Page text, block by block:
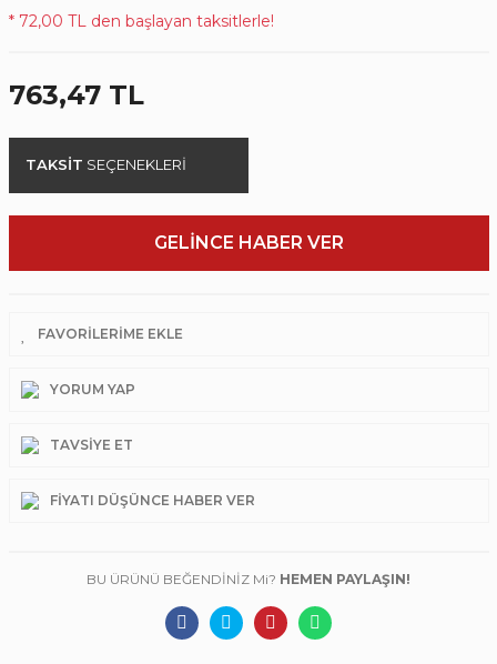
* 72,00 TL den başlayan taksitlerle!
763,47 TL
TAKSİT SEÇENEKLERİ
GELİNCE HABER VER
YORUM YAP
TAVSIYE ET
FIYATI DÜŞÜNCE HABER VER
BU ÜRÜNÜ BEĞENDİNİZ Mi? HEMEN PAYLAŞIN!